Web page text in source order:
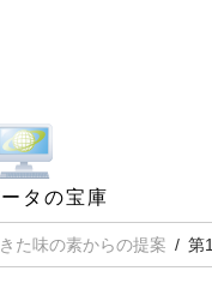
タの宝庫
た味の素からの提案 第